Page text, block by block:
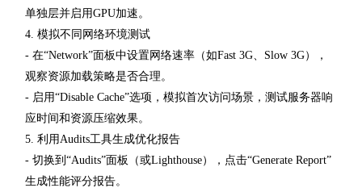
单独层并启用GPU加速。
4. 模拟不同网络环境测试
- 在“Network”面板中设置网络速率（如Fast 3G、Slow 3G），
观察资源加载策略是否合理。
- 启用“Disable Cache”选项，模拟首次访问场景，测试服务器响
应时间和资源压缩效果。
5. 利用Audits工具生成优化报告
- 切换到“Audits”面板（或Lighthouse），点击“Generate Report”
生成性能评分报告。